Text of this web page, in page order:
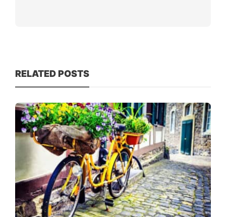
RELATED POSTS